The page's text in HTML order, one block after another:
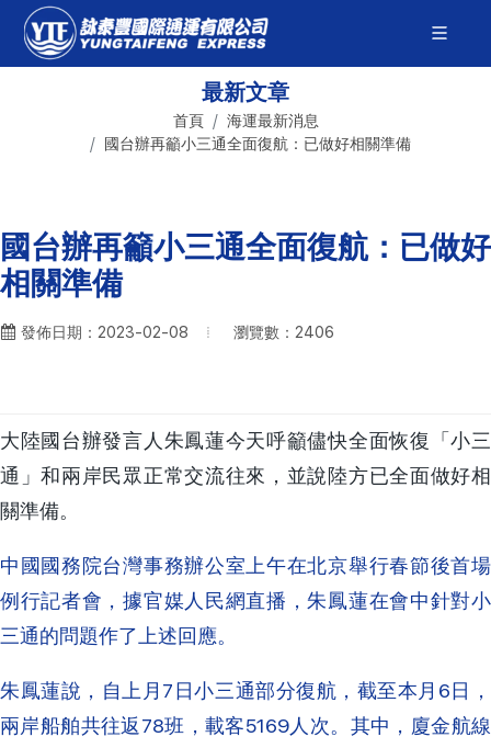
最新文章
首頁
海運最新消息
國台辦再籲小三通全面復航：已做好相關準備
國台辦再籲小三通全面復航：已做好
相關準備
發佈日期：2023-02-08 瀏覽數：2406
大陸國台辦發言人朱鳳蓮今天呼籲儘快全面恢復「小三
通」和兩岸民眾正常交流往來，並說陸方已全面做好相
關準備。
中國國務院台灣事務辦公室上午在北京舉行春節後首場
例行記者會，據官媒人民網直播，朱鳳蓮在會中針對小
三通的問題作了上述回應。
朱鳳蓮說，自上月7日小三通部分復航，截至本月6日，
兩岸船舶共往返78班，載客5169人次。其中，廈金航線